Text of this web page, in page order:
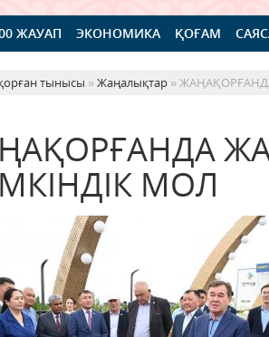
ЖАУАП ЭКОНОМИКА ҚОҒАМ
тынысы »Жаңалықтар »
МОЛ